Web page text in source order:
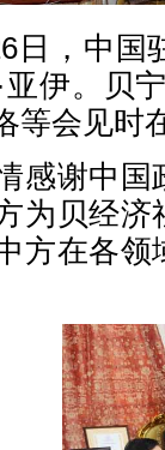
日，中国
伊。贝
等会见时
感谢中
为贝经
方在各